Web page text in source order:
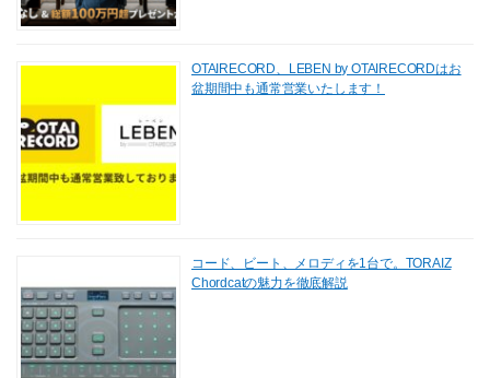
OTAIRECORD、LEBEN by OTAIRECORDはお
盆期間中も通常営業いたします！
コード、ビート、メロディを1台で。TORAIZ
Chordcatの魅力を徹底解説